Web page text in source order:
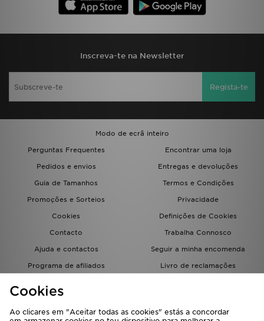
Inscreva-te na Newsletter
Regista-te
Modo de ecrã inteiro
Perguntas Frequentes
Encontrar uma loja
Pedidos e envios
Entregas e devoluções
Guia de Tamanhos
Termos e Condições
Promoções e Sorteios
Privacidade
Cookies
Definições de Cookies
Contacto
Trabalha Connosco
Ajuda e contactos
Seguir a minha encomenda
Programa de afiliados
Livro de reclamações
Cookies
Ao clicares em "Aceitar todas as cookies" estás a concordar